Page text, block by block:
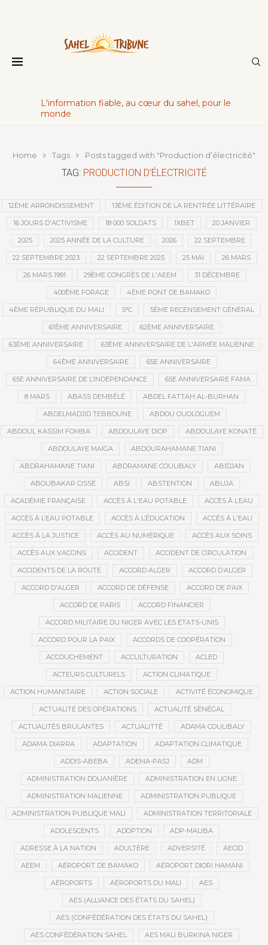
L'information fiable, au cœur du sahel, pour le
monde
Home Tags Posts tagged with "Production d’électricité"
TAG: PRODUCTION D’ÉLECTRICITÉ
12ÈME ARRONDISSEMENT 13ÈME ÉDITION DE LA RENTRÉE LITTÉRAIRE
16 JOURS D'ACTIVISME 18 000 SOLDATS 1XBET 20 JANVIER
2025 2025 ANNÉE DE LA CULTURE 2026 22 SEPTEMBRE
22 SEPTEMBRE 2023 22 SEPTEMBRE 2025 25 MAI 26 MARS
26 MARS 1991 29ÈME CONGRÈS DE L'AEEM 31 DÉCEMBRE
400ÈME FORAGE 4ÈME PONT DE BAMAKO
4ÈME RÉPUBLIQUE DU MALI 5°C 5ÈME RECENSEMENT GÉNÉRAL
61ÈME ANNIVERSAIRE 62ÈME ANNIVERSAIRE
63ÈME ANNIVERSAIRE 63ÈME ANNIVERSAIRE DE L'ARMÉE MALIENNE
64ÈME ANNIVERSAIRE 65E ANNIVERSAIRE
65E ANNIVERSAIRE DE L’INDÉPENDANCE 65E ANNIVERSAIRE FAMA
8 MARS ABASS DEMBÉLÉ ABDEL FATTAH AL-BURHAN
ABDELMADJID TEBBOUNE ABDOU OUOLOGUEM
ABDOUL KASSIM FOMBA ABDOULAYE DIOP ABDOULAYE KONATÉ
ABDOULAYE MAÏGA ABDOURAHAMANE TIANI
ABDRAHAMANE TIANI ABDRAMANE COULIBALY ABIDJAN
ABOUBAKAR CISSÉ ABSI ABSTENTION ABUJA
ACADÉMIE FRANÇAISE ACCÈS À L'EAU POTABLE ACCÈS À L’EAU
ACCÈS À L’EAU POTABLE ACCÈS À L’ÉDUCATION ACCÈS À L'EAU
ACCÈS À LA JUSTICE ACCÈS AU NUMÉRIQUE ACCÈS AUX SOINS
ACCÈS AUX VACCINS ACCIDENT ACCIDENT DE CIRCULATION
ACCIDENTS DE LA ROUTE ACCORD ALGER ACCORD D’ALGER
ACCORD D'ALGER ACCORD DE DÉFENSE ACCORD DE PAIX
ACCORD DE PARIS ACCORD FINANCIER
ACCORD MILITAIRE DU NIGER AVEC LES ETATS-UNIS
ACCORD POUR LA PAIX ACCORDS DE COOPÉRATION
ACCOUCHEMENT ACCULTURATION ACLED
ACTEURS CULTURELS ACTION CLIMATIQUE
ACTION HUMANITAIRE ACTION SOCIALE ACTIVITÉ ÉCONOMIQUE
ACTUALITÉ DES OPÉRATIONS ACTUALITÉ SÉNÉGAL
ACTUALITÉS BRULANTES ACTUALITTÉ ADAMA COULIBALY
ADAMA DIARRA ADAPTATION ADAPTATION CLIMATIQUE
ADDIS-ABEBA ADEMA-PASJ ADM
ADMINISTRATION DOUANIÈRE ADMINISTRATION EN LIGNE
ADMINISTRATION MALIENNE ADMINISTRATION PUBLIQUE
ADMINISTRATION PUBLIQUE MALI ADMINISTRATION TERRITORIALE
ADOLESCENTS ADOPTION ADP-MALIBA
ADRESSE À LA NATION ADULTÈRE ADVERSITÉ AECID
AEEM AÉROPORT DE BAMAKO AÉROPORT DIORI HAMANI
AÉROPORTS AÉROPORTS DU MALI AES
AES (ALLIANCE DES ÉTATS DU SAHEL)
AES (CONFÉDÉRATION DES ÉTATS DU SAHEL)
AES CONFÉDÉRATION SAHEL AES MALI BURKINA NIGER